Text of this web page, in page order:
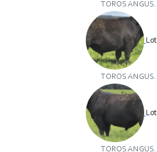
TOROS
TOROS
TOROS